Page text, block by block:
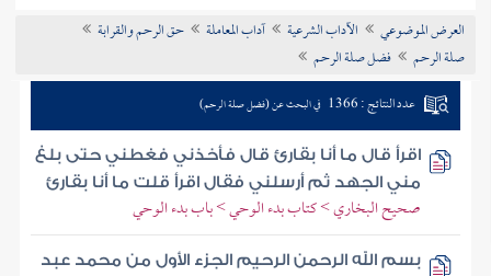
تراجم الأعلام
العرض الموضوعي الآداب الشرعية آداب المعاملة
حق الرحم والقرابة
صلة الرحم
فضل صلة الرحم
عدد النتائج : 1366 في البحث عن (فضل صلة الرحم)
اقرأ قال ما أنا بقارئ قال فأخذني فغطني حتى بلغ
مني الجهد ثم أرسلني فقال اقرأ قلت ما أنا بقارئ
صحيح البخاري > كتاب بدء الوحي > باب بدء الوحي
بسم الله الرحمن الرحيم الجزء الأول من محمد عبد